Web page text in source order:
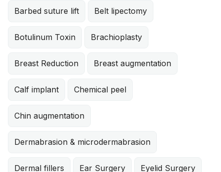
Barbed suture lift Belt lipectomy
Botulinum Toxin Brachioplasty
Breast Reduction Breast augmentation
Calf implant Chemical peel
Chin augmentation
Dermabrasion & microdermabrasion
Dermal fillers Ear Surgery Eyelid Surgery